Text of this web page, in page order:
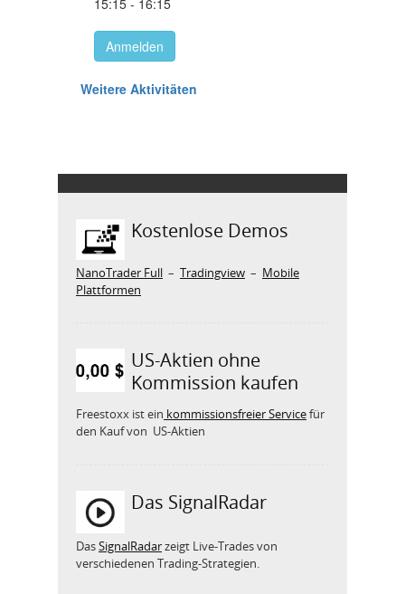
Kostenlose Demos
NanoTrader Full – Tradingview – Mobile
Plattformen
US-Aktien ohne
Kommission kaufen
Freestoxx ist ein kommissionsfreier Servicefür
den Kauf von US-Aktien
Das SignalRadar
DasSignalRadarzeigt Live-Trades von
verschiedenen Trading-Strategien.